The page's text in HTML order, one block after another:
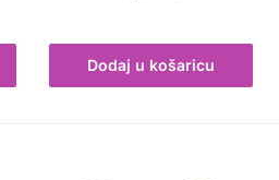
Dodaj u košaricu